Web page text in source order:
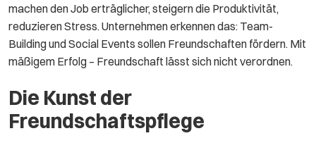
machen den Job erträglicher, steigern die Produktivität,
reduzieren Stress. Unternehmen erkennen das: Team-
Building und Social Events sollen Freundschaften fördern. Mit
mäßigem Erfolg – Freundschaft lässt sich nicht verordnen.
Die Kunst der
Freundschaftspflege